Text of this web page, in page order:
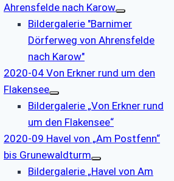
Ahrensfelde nach Karow
Bildergalerie "Barnimer
Dörferweg von Ahrensfelde
nach Karow"
2020-04 Von Erkner rund um den
Flakensee
Bildergalerie „Von Erkner rund
um den Flakensee“
2020-09 Havel von „Am Postfenn“
bis Grunewaldturm
Bildergalerie „Havel von Am